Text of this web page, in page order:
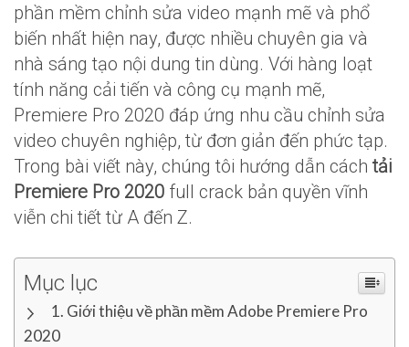
phần mềm chỉnh sửa video mạnh mẽ và phổ
biến nhất hiện nay, được nhiều chuyên gia và
nhà sáng tạo nội dung tin dùng. Với hàng loạt
tính năng cải tiến và công cụ mạnh mẽ,
Premiere Pro 2020 đáp ứng nhu cầu chỉnh sửa
video chuyên nghiệp, từ đơn giản đến phức tạp.
Trong bài viết này, chúng tôi hướng dẫn cách tải
Premiere Pro 2020 full crack bản quyền vĩnh
viễn chi tiết từ A đến Z.
Mục lục
Giới thiệu về phần mềm Adobe Premiere Pro
2020